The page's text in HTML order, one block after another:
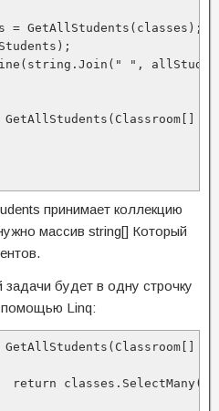
принимает коллекцию
массив string[] Который
будет в одну строчку
Linq: